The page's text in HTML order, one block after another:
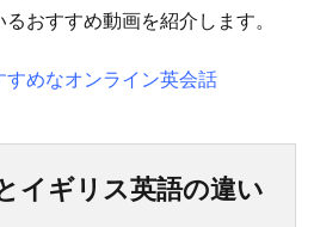
おすすめ動画を紹介します。
めなオンライン英会話
イギリス英語の違い